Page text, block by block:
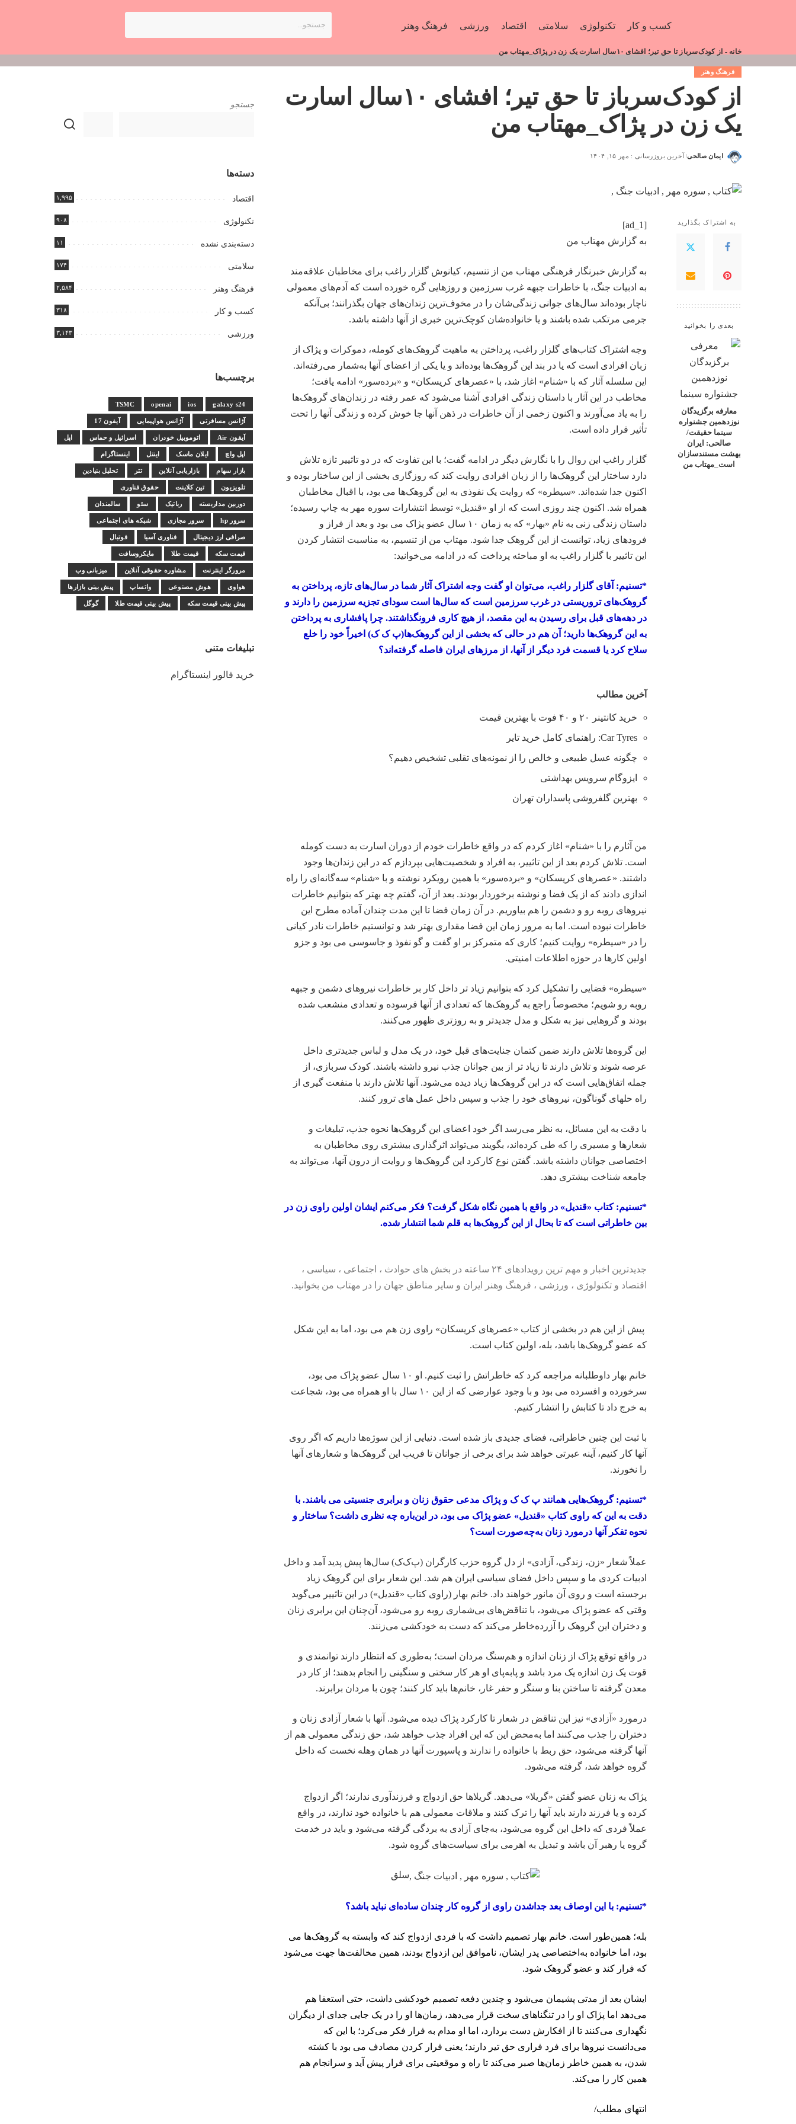
کسب و کار تکنولوژی سلامتی اقتصاد ورزشی فرهنگ وهنر
خانه - از کودک‌سرباز تا حق تیر؛ افشای ۱۰سال اسارت یک زن در پژاک_مهتاب من
فرهنگ وهنر
از کودک‌سرباز تا حق تیر؛ افشای ۱۰سال اسارت
یک زن در پژاک_مهتاب من
ایمان صالحی آخرین بروزرسانی : مهر ۱۵, ۱۴۰۴
به اشتراک بگذارید
بعدی را بخوانید
معارفه برگزیدگان
نوزدهمین جشنواره
سینما حقیقت/
صالحی: ایران
بهشت مستندسازان
است_مهتاب من
[ad_1]
به گزارش مهتاب من
به گزارش خبرنگار فرهنگی مهتاب من از تنسیم، کیانوش گلزار راغب برای مخاطبان علاقه‌مند
به ادبیات جنگ، با خاطرات جبهه غرب سرزمین و روزهایی گره خورده است که آدم‌های معمولی
ناچار بوده‌اند سال‌های جوانی زندگی‌شان را در مخوف‌ترین زندان‌های جهان بگذرانند؛ بی‌آنکه
جرمی مرتکب شده باشند و یا خانواده‌شان کوچک‌ترین خبری از آنها داشته باشد.
وجه اشتراک کتاب‌های گلزار راغب، پرداختن به ماهیت گروهک‌های کومله، دموکرات و پژاک از
زبان افرادی است که یا در بند این گروهک‌ها بوده‌اند و یا یکی از اعضای آنها به‌شمار می‌رفته‌اند.
این سلسله آثار که با «شنام» اغاز شد، با «عصرهای کریسکان» و «برده‌سور» ادامه یافت؛
مخاطب در این آثار با داستان زندگی افرادی آشنا می‌شود که عمر رفته در زندان‌های گروهک‌ها
را به یاد می‌آورند و اکنون زخمی از آن خاطرات در ذهن آنها جا خوش کرده و زندگی آنها را تحت
تأثیر قرار داده است.
گلزار راغب این روال را با نگارش دیگر در ادامه گفت؛ با این تفاوت که در دو تاثییر تازه تلاش
دارد ساختار این گروهک‌ها را از زبان افرادی روایت کند که روزگاری بخشی از این ساختار بوده‌ و
اکنون جدا شده‌اند. «سیطره» که روایت یک نفوذی به این گروهک‌ها می بود، با اقبال مخاطبان
همراه شد. اکنون چند روزی است که از او «قندیل» توسط انتشارات سوره مهر به چاپ رسیده؛
داستان زندگی زنی به نام «بهار» که به زمان ۱۰ سال عضو پژاک می بود و بعد از فراز و
فرودهای زیاد، توانست از این گروهک جدا شود. مهتاب من از تنسیم، به مناسبت انتشار کردن
این تاثییر با گلزار راغب به او مباحثه پرداخت که در ادامه می‌خوانید:
*تسنیم: آقای گلزار راغب، می‌توان او گفت وجه اشتراک آثار شما در سال‌های تازه، پرداختن به
گروهک‌های تروریستی در غرب سرزمین است که سال‌ها است سودای تجزیه سرزمین را دارند و
در دهه‌های قبل برای رسیدن به این مقصد، از هیچ کاری فرونگذاشتند. چرا پافشاری به پرداختن
به این گروهک‌ها دارید؛ آن هم در حالی که بخشی از این گروهک‌ها(پ ک ک) اخیراً خود را خلع
سلاح کرد یا قسمت فرد دیگر از آنها، از مرزهای ایران فاصله گرفته‌اند؟
آخرین مطالب
خرید کانتینر ۲۰ و ۴۰ فوت با بهترین قیمت
Car Tyres: راهنمای کامل خرید تایر
چگونه عسل طبیعی و خالص را از نمونه‌های تقلبی تشخیص دهیم؟
ایزوگام سرویس بهداشتی
بهترین گلفروشی پاسداران تهران
من آثارم را با «شنام» اغاز کردم که در واقع خاطرات خودم از دوران اسارت به دست کومله
است. تلاش کردم بعد از این تاثییر، به افراد و شخصیت‌هایی بپردازم که در این زندان‌ها وجود
داشتند. «عصرهای کریسکان» و «برده‌سور» با همین رویکرد نوشته و با «شنام» سه‌گانه‌ای را راه
اندازی دادند که از یک فضا و نوشته برخوردار بودند. بعد از آن، گفتم چه بهتر که بتوانیم خاطرات
نیروهای روبه رو و دشمن را هم بیاوریم. در آن زمان فضا تا این مدت چندان آماده مطرح این
خاطرات نبوده است. اما به مرور زمان این فضا مقداری بهتر شد و توانستیم خاطرات نادر کیانی
را در «سیطره» روایت کنیم؛ کاری که متمرکز بر او گفت و گو نفوذ و جاسوسی می بود و جزو
اولین کارها در حوزه اطلاعات امنیتی.
«سیطره» فضایی را تشکیل کرد که بتوانیم زیاد تر داخل کار بر خاطرات نیروهای دشمن و جبهه
روبه رو شویم؛ مخصوصاً راجع به گروهک‌ها که تعدادی از آنها فرسوده و تعدادی منشعب شده
بودند و گروهایی نیز به شکل و مدل جدیدتر و به روزتری ظهور می‌کنند.
این گروه‌ها تلاش دارند ضمن کتمان جنایت‌های قبل خود، در یک مدل و لباس جدیدتری داخل
عرصه شوند و تلاش دارند تا زیاد تر از بین جوانان جذب نیرو داشته باشند. کودک سربازی، از
جمله اتفاق‌هایی است که در این گروهک‌ها زیاد دیده می‌شود. آنها تلاش دارند با منفعت گیری از
راه حلهای گوناگون، نیروهای خود را جذب و سپس داخل عمل های ترور کنند.
با دقت به این مسائل، به نظر می‌رسد اگر خود اعضای این گروهک‌ها نحوه جذب، تبلیغات و
شعارها و مسیری را که طی کرده‌اند، بگویند می‌تواند اثرگذاری بیشتری روی مخاطبان به
اختصاصی جوانان داشته باشد. گفتن نوع کارکرد این گروهک‌ها و روایت از درون آنها، می‌تواند به
جامعه شناخت بیشتری دهد.
*تسنیم: کتاب «قندیل» در واقع با همین نگاه شکل گرفت؟ فکر می‌کنم ایشان اولین راوی زن در
بین خاطراتی است که تا بحال از این گروهک‌ها به قلم شما انتشار شده.
جدیدترین اخبار و مهم ترین رویدادهای ۲۴ ساعته در بخش های حوادث ، اجتماعی ، سیاسی ،
اقتصاد و تکنولوژی ، ورزشی ، فرهنگ وهنر ایران و سایر مناطق جهان را در مهتاب من بخوانید.
پیش از این هم در بخشی از کتاب «عصرهای کریسکان» راوی زن هم می بود، اما به این شکل
که عضو گروهک‌ها باشد، بله، اولین کتاب است.
خانم بهار داوطلبانه مراجعه کرد که خاطراتش را ثبت کنیم. او ۱۰ سال عضو پژاک می بود،
سرخورده و افسرده می بود و با وجود عوارضی که از این ۱۰ سال با او همراه می بود، شجاعت
به خرج داد تا کتابش را انتشار کنیم.
با ثبت این چنین خاطراتی، فضای جدیدی باز شده است. دنیایی از این سوژه‌ها داریم که اگر روی
آنها کار کنیم، آینه عبرتی خواهد شد برای برخی از جوانان تا فریب این گروهک‌ها و شعارهای آنها
را نخورند.
*تسنیم: گروهک‌هایی همانند پ ک ک و پژاک مدعی حقوق زنان و برابری جنسیتی می باشند. با
دقت به این که راوی کتاب «قندیل» عضو پژاک می بود، در این‌باره چه نظری داشت؟ ساختار و
نحوه تفکر آنها درمورد زنان به‌چه‌صورت است؟
عملاً شعار «زن، زندگی، آزادی» از دل گروه حزب کارگران (پ‌ک‌ک) سال‌ها پیش پدید آمد و داخل
ادبیات کردی ما و سپس داخل فضای سیاسی ایران هم شد. این شعار برای این گروهک زیاد
برجسته است و روی آن مانور خواهند داد. خانم بهار (راوی کتاب «قندیل») در این تاثییر می‌گوید
وقتی که عضو پژاک می‌شود، با تناقض‎‌های بی‌شماری روبه رو می‌شود، آن‌چنان این برابری زنان
و دختران این گروهک را آزرده‌خاطر می‌کند که دست به خودکشی می‌زنند.
در واقع توقع پژاک از زنان اندازه و هم‌سنگ مردان است؛ به‌طوری که انتظار دارند توانمندی و
قوت یک زن اندازه یک مرد باشد و پابه‌پای او هر کار سختی و سنگینی را انجام بدهند؛ از کار در
معدن گرفته تا ساختن بنا و سنگر و حفر غار، خانم‌ها باید کار کنند؛ چون با مردان برابرند.
درمورد «آزادی» نیز این تناقض در شعار تا کارکرد پژاک دیده می‌شود. آنها با شعار آزادی زنان و
دختران را جذب می‌کنند اما به‌محض این که این افراد جذب خواهد شد، حق زندگی معمولی هم از
آنها گرفته می‌شود، حق ربط با خانواده را ندارند و پاسپورت آنها در همان وهله نخست که داخل
گروه خواهد شد، گرفته می‌شود.
پژاک به زنان عضو گفتن «گریلا» می‌دهد. گریلاها حق ازدواج و فرزندآوری ندارند؛ اگر ازدواج
کرده و یا فرزند دارند باید آنها را ترک کنند و ملاقات معمولی هم با خانواده خود ندارند، در واقع
عملاً فردی که داخل این گروه می‌شود، به‌جای آزادی به بردگی گرفته می‌شود و باید در خدمت
گروه یا رهبر آن باشد و تبدیل به اهرمی برای سیاست‌های گروه شود.
سلق
*تسنیم: با این اوصاف بعد جداشدن راوی از گروه کار چندان ساده‌ای نباید باشد؟
بله؛ همین‌طور است. خانم بهار تصمیم داشت که با فردی ازدواج کند که وابسته به گروهک‌ها می
بود، اما خانواده به‌اختصاصی پدر ایشان، ناموافق این ازدواج بودند، همین مخالفت‌ها جهت می‌شود
که فرار کند و عضو گروهک شود.
ایشان بعد از مدتی پشیمان می‌شود و چندین دفعه تصمیم خودکشی داشت، حتی استعفا هم
می‌دهد اما پژاک او را در تنگناهای سخت قرار می‌دهد، زمان‌ها او را در یک جایی جدای از دیگران
نگهداری می‌کنند تا از افکارش دست بردارد، اما او مدام به فرار فکر می‌کرد؛ با این که
می‌دانست نیروها برای فرد فراری حق تیر دارند؛ یعنی فرار کردن مصادف می بود با کشته
شدن، به همین خاطر زمان‌ها صبر می‌کند تا راه و موقعیتی برای فرار پیش آید و سرانجام هم
همین کار را می‌کند.
انتهای مطلب/
جستجو
دسته‌ها
اقتصاد ۱,۹۹۵
تکنولوژی ۹۰۸
دسته‌بندی نشده ۱۱
سلامتی ۱۷۴
فرهنگ وهنر ۲,۵۸۴
کسب و کار ۳۱۸
ورزشی ۳,۱۴۳
برچسب‌ها
galaxy s24
ios
openai
TSMC
آژانس مسافرتی آژانس هواپیمایی آیفون 17
آیفون Air اتوموبیل خودران اسرائیل و حماس اپل
اپل واچ ایلان ماسک اینتل اینستاگرام
بازار سهام بازاریابی آنلاین تتر تحلیل بنیادین
تلویزیون تین کلاینت حقوق فناوری
دوربین مداربسته رباتیک سئو سالمندان
سرور hp سرور مجازی شبکه های اجتماعی
صرافی ارز دیجیتال فناوری آسیا فوتبال
قیمت سکه قیمت طلا مایکروسافت
مرورگر اینترنت مشاوره حقوقی آنلاین میزبانی وب
هواوی هوش مصنوعی واتساپ پیش بینی بازارها
پیش بینی قیمت سکه پیش بینی قیمت طلا گوگل
تبلیغات متنی
خرید فالور اینستاگرام